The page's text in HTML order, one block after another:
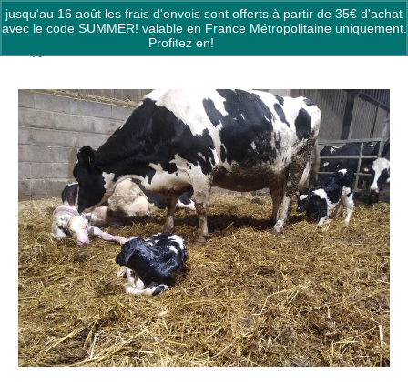
jusqu'au 16 août les frais d'envois sont offerts à partir de 35€ d'achat
avec le code SUMMER! valable en France Métropolitaine uniquement.
Profitez en!